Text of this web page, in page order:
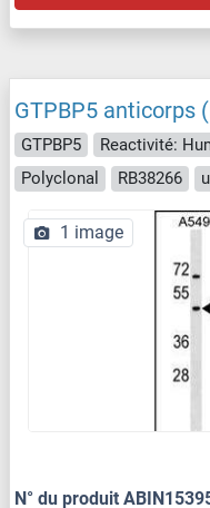
GTPBP5 anticorps
GTPBP5 Reactivité:
Polyclonal
RB38266
1 image
N° du produit